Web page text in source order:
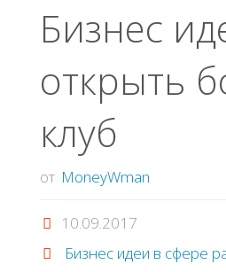
Бизнес
открыть
клуб
от MoneyWman
10.09.2017
Бизнес идеи в сфере